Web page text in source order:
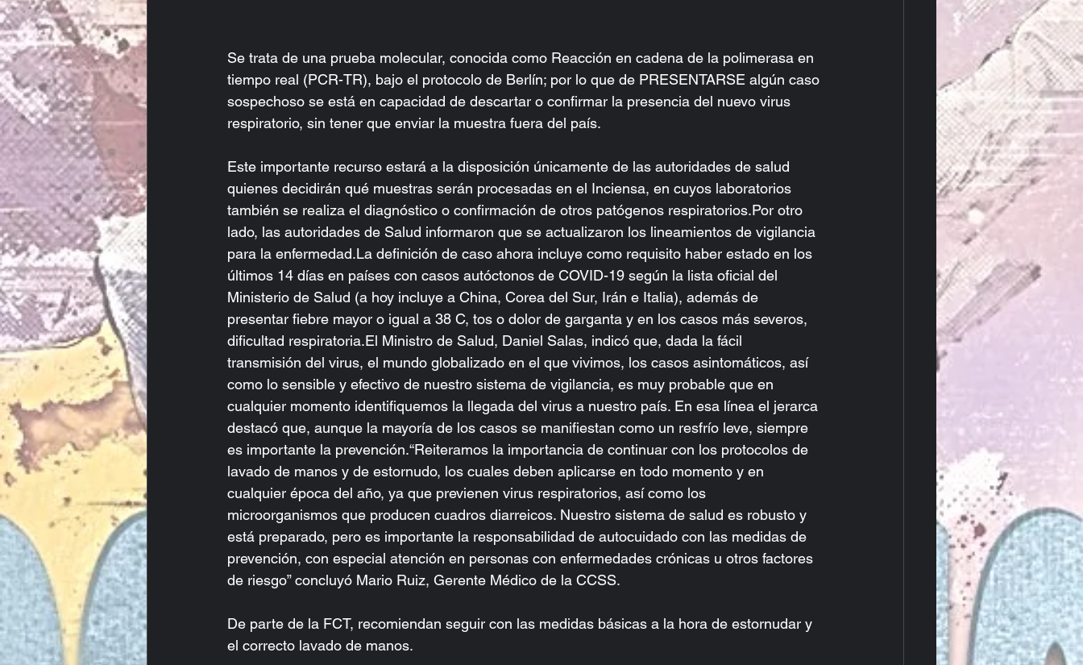
Se trata de una prueba molecular, conocida como Reacción en cadena de la polimerasa en
tiempo real (PCR-TR), bajo el protocolo de Berlín; por lo que de PRESENTARSE algún caso
sospechoso se está en capacidad de descartar o confirmar la presencia del nuevo virus
respiratorio, sin tener que enviar la muestra fuera del país.
Este importante recurso estará a la disposición únicamente de las autoridades de salud
quienes decidirán qué muestras serán procesadas en el Inciensa, en cuyos laboratorios
también se realiza el diagnóstico o confirmación de otros patógenos respiratorios.Por otro
lado, las autoridades de Salud informaron que se actualizaron los lineamientos de vigilancia
para la enfermedad.La definición de caso ahora incluye como requisito haber estado en los
últimos 14 días en países con casos autóctonos de COVID-19 según la lista oficial del
Ministerio de Salud (a hoy incluye a China, Corea del Sur, Irán e Italia), además de
presentar fiebre mayor o igual a 38 C, tos o dolor de garganta y en los casos más severos,
dificultad respiratoria.El Ministro de Salud, Daniel Salas, indicó que, dada la fácil
transmisión del virus, el mundo globalizado en el que vivimos, los casos asintomáticos, así
como lo sensible y efectivo de nuestro sistema de vigilancia, es muy probable que en
cualquier momento identifiquemos la llegada del virus a nuestro país. En esa línea el jerarca
destacó que, aunque la mayoría de los casos se manifiestan como un resfrío leve, siempre
es importante la prevención.“Reiteramos la importancia de continuar con los protocolos de
lavado de manos y de estornudo, los cuales deben aplicarse en todo momento y en
cualquier época del año, ya que previenen virus respiratorios, así como los
microorganismos que producen cuadros diarreicos. Nuestro sistema de salud es robusto y
está preparado, pero es importante la responsabilidad de autocuidado con las medidas de
prevención, con especial atención en personas con enfermedades crónicas u otros factores
de riesgo” concluyó Mario Ruiz, Gerente Médico de la CCSS.
De parte de la FCT, recomiendan seguir con las medidas básicas a la hora de estornudar y
el correcto lavado de manos.